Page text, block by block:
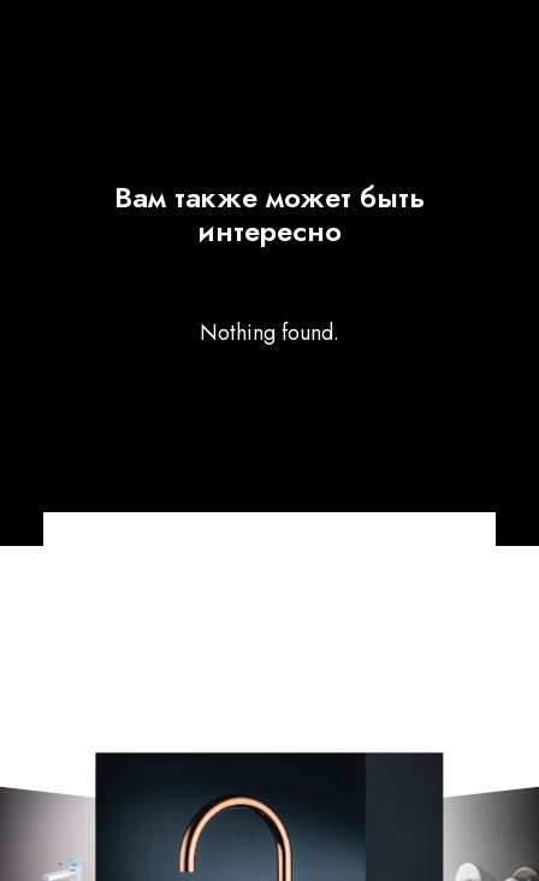
Вам также может быть
интересно
Nothing found.